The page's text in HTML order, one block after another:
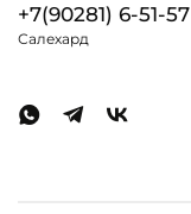
+7(90281) 6-51-57
Салехард